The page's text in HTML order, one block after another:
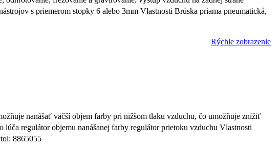
s priemerom stopky 6 alebo 3mm Vlastnosti Brúska priama pneumatická,
Rýchle zobrazenie
nanášať väčší objem farby pri nižšom tlaku vzduchu, čo umožňuje znížiť
regulátor objemu nanášanej farby regulátor prietoku vzduchu Vlastnosti
8865055